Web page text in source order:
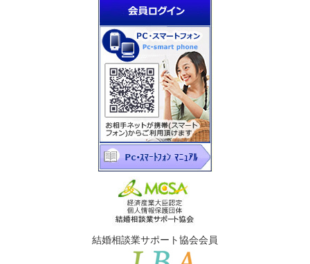
結婚相談業サポート協会会員